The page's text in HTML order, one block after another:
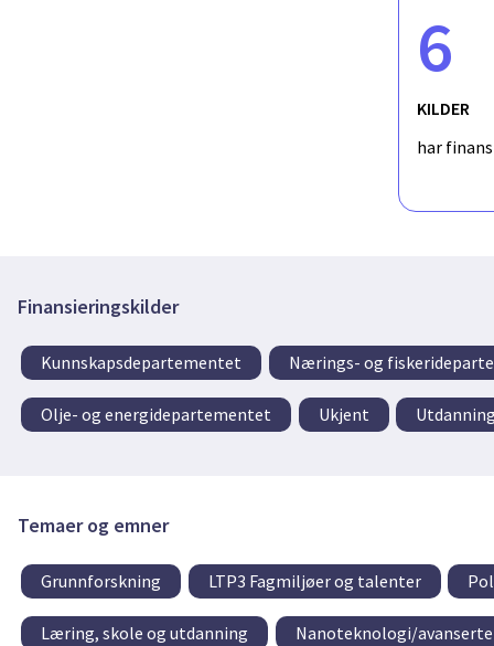
6
KILDER
har
Finansieringskilder
Kunnskapsdepartementet Nærings- og
Olje- og energidepartementet Ukjent
Temaer og emner
Grunnforskning LTP3 Fagmiljøer og talenter
Læring, skole og utdanning Nanoteknologi/